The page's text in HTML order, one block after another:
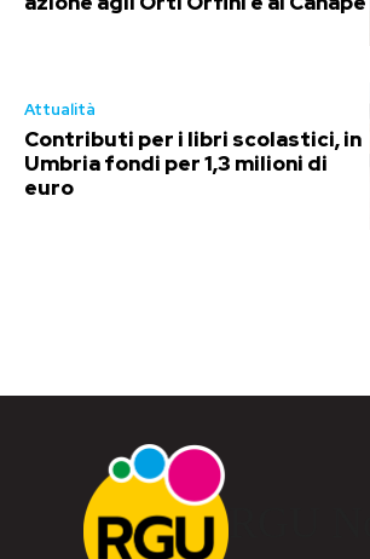
Attualità
Contributi per i libri scolastici, in
Umbria fondi per 1,3 milioni di
euro
RGU